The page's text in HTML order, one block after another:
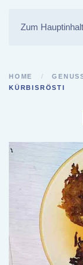
Zum
HOME
KÜRBISRÖSTI